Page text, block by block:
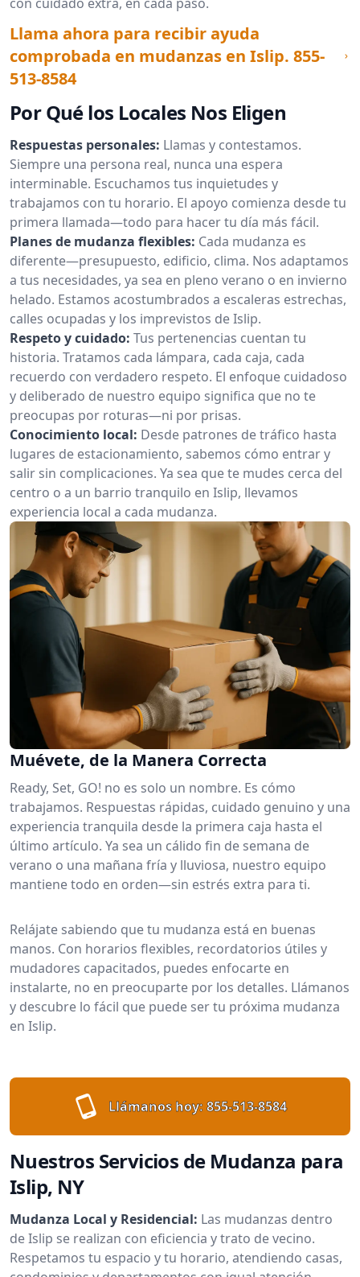
Llama ahora para recibir ayuda
comprobada en mudanzas en Islip. 855-
513-8584
Por Qué los Locales Nos Eligen
Respuestas personales: Llamas y contestamos.
Siempre una persona real, nunca una espera
interminable. Escuchamos tus inquietudes y
trabajamos con tu horario. El apoyo comienza desde tu
primera llamada—todo para hacer tu día más fácil.
Planes de mudanza flexibles: Cada mudanza es
diferente—presupuesto, edificio, clima. Nos adaptamos
a tus necesidades, ya sea en pleno verano o en invierno
helado. Estamos acostumbrados a escaleras estrechas,
calles ocupadas y los imprevistos de Islip.
Respeto y cuidado: Tus pertenencias cuentan tu
historia. Tratamos cada lámpara, cada caja, cada
recuerdo con verdadero respeto. El enfoque cuidadoso
y deliberado de nuestro equipo significa que no te
preocupas por roturas—ni por prisas.
Conocimiento local: Desde patrones de tráfico hasta
lugares de estacionamiento, sabemos cómo entrar y
salir sin complicaciones. Ya sea que te mudes cerca del
centro o a un barrio tranquilo en Islip, llevamos
experiencia local a cada mudanza.
Muévete, de la Manera Correcta
Ready, Set, GO! no es solo un nombre. Es cómo
trabajamos. Respuestas rápidas, cuidado genuino y una
experiencia tranquila desde la primera caja hasta el
último artículo. Ya sea un cálido fin de semana de
verano o una mañana fría y lluviosa, nuestro equipo
mantiene todo en orden—sin estrés extra para ti.
Relájate sabiendo que tu mudanza está en buenas
manos. Con horarios flexibles, recordatorios útiles y
mudadores capacitados, puedes enfocarte en
instalarte, no en preocuparte por los detalles. Llámanos
y descubre lo fácil que puede ser tu próxima mudanza
en Islip.
Llámanos hoy: 855-513-8584
Nuestros Servicios de Mudanza para
Islip, NY
Mudanza Local y Residencial: Las mudanzas dentro
de Islip se realizan con eficiencia y trato de vecino.
Respetamos tu espacio y tu horario, atendiendo casas,